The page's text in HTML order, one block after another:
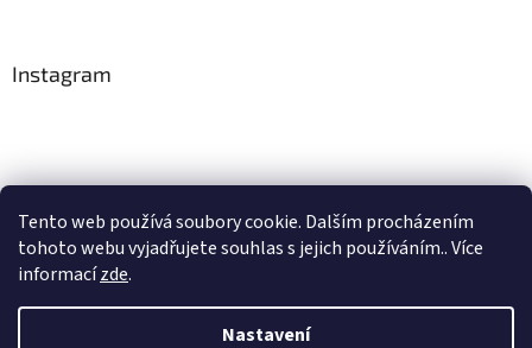
Tento web používá soubory cookie. Dalším procházením
tohoto webu vyjadřujete souhlas s jejich používáním.. Více
informacízde.
Nastavení
Instagram
Sledovat na Instagramu
Vytvořil Shoptet